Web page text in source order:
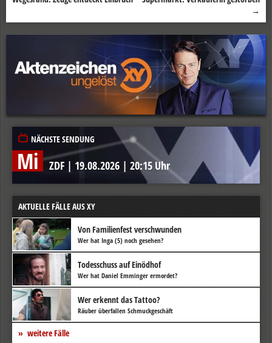
→
NÄCHSTE SENDUNG
Mi ZDF | 19.08.2026 | 20:15 Uhr
AKTUELLE FÄLLE AUS XY
Von Familienfest verschwunden
Wer hat Inga (5) noch gesehen?
Todesschuss auf Einödhof
Wer hat Daniel Emminger ermordet?
Wer erkennt das Tattoo?
Räuber überfallen Schmuckgeschäft
weitere Fälle